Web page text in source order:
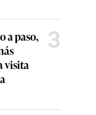
a paso,
visita
3